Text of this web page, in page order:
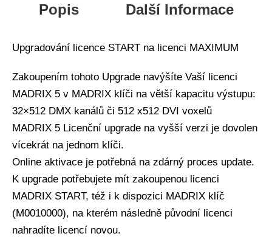
Popis Další Informace
Upgradování licence START na licenci MAXIMUM
Zakoupením tohoto Upgrade navýšíte Vaší licenci
MADRIX 5 v MADRIX klíči na větší kapacitu výstupu:
32×512 DMX kanálů či 512 x512 DVI voxelů
MADRIX 5 Licenční upgrade na vyšší verzi je dovolen
vícekrát na jednom klíči.
Online aktivace je potřebná na zdárný proces update.
K upgrade potřebujete mít zakoupenou licenci
MADRIX START, též i k dispozici MADRIX klíč
(M0010000), na kterém následně původní licenci
nahradíte licencí novou.